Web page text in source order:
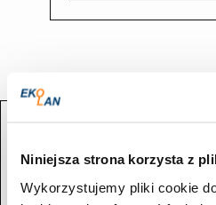
Niniejsza strona korzysta z
Wykorzystujemy pliki cookie
w prestiżowej